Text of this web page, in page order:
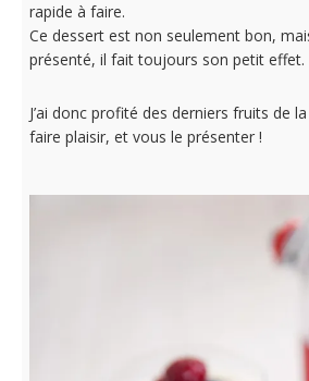
rapide à faire.
Ce dessert est non seulement bon,
présenté, il fait toujours son petit effet.
J’ai donc profité des derniers fruits de
faire plaisir, et vous le présenter !